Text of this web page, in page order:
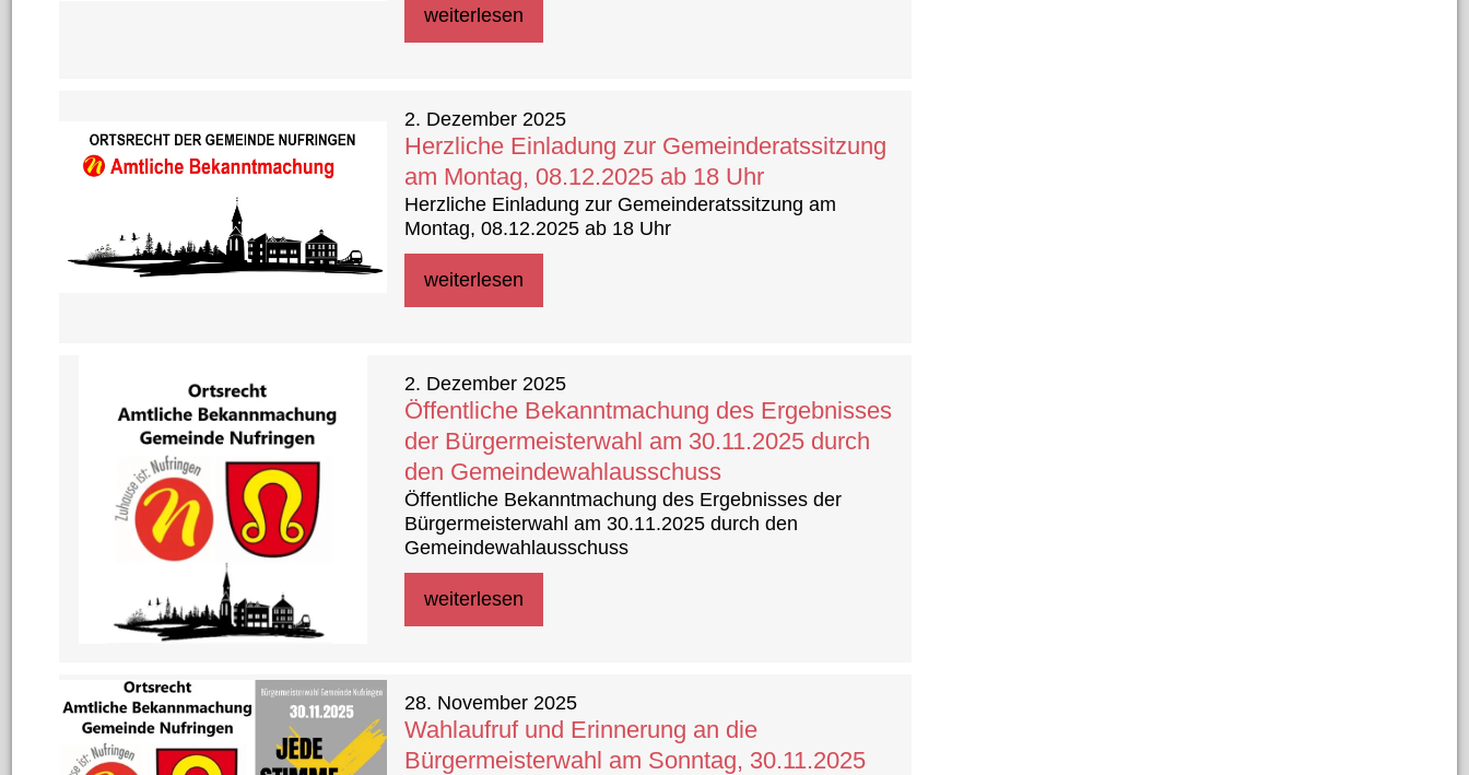
weiterlesen
2. Dezember 2025
Herzliche Einladung zur Gemeinderatssitzung
am Montag, 08.12.2025 ab 18 Uhr
Herzliche Einladung zur Gemeinderatssitzung am
Montag, 08.12.2025 ab 18 Uhr
weiterlesen
2. Dezember 2025
Öffentliche Bekanntmachung des Ergebnisses
der Bürgermeisterwahl am 30.11.2025 durch
den Gemeindewahlausschuss
Öffentliche Bekanntmachung des Ergebnisses der
Bürgermeisterwahl am 30.11.2025 durch den
Gemeindewahlausschuss
weiterlesen
28. November 2025
Wahlaufruf und Erinnerung an die
Bürgermeisterwahl am Sonntag, 30.11.2025